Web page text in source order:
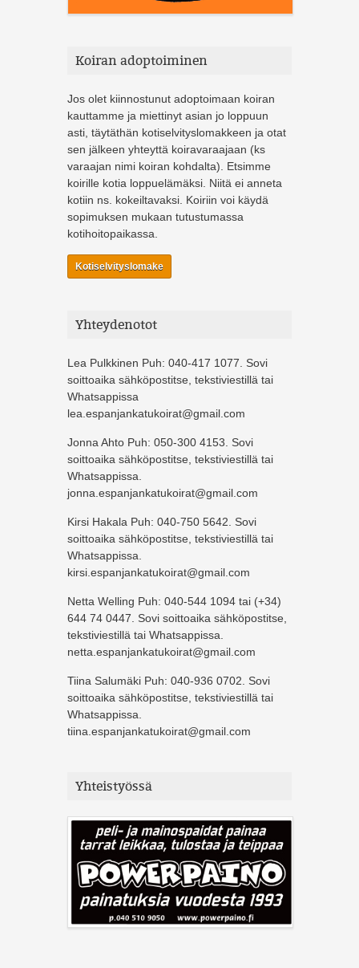
Koiran adoptoiminen
Jos olet kiinnostunut adoptoimaan koiran
kauttamme ja miettinyt asian jo loppuun
asti, täytäthän kotiselvityslomakkeen ja otat
sen jälkeen yhteyttä koiravaraajaan (ks
varaajan nimi koiran kohdalta). Etsimme
koirille kotia loppuelämäksi. Niitä ei anneta
kotiin ns. kokeiltavaksi. Koiriin voi käydä
sopimuksen mukaan tutustumassa
kotihoitopaikassa.
Kotiselvityslomake
Yhteydenotot
Lea Pulkkinen Puh: 040-417 1077. Sovi
soittoaika sähköpostitse, tekstiviestillä tai
Whatsappissa
lea.espanjankatukoirat@gmail.com
Jonna Ahto Puh: 050-300 4153. Sovi
soittoaika sähköpostitse, tekstiviestillä tai
Whatsappissa.
jonna.espanjankatukoirat@gmail.com
Kirsi Hakala Puh: 040-750 5642. Sovi
soittoaika sähköpostitse, tekstiviestillä tai
Whatsappissa.
kirsi.espanjankatukoirat@gmail.com
Netta Welling Puh: 040-544 1094 tai (+34)
644 74 0447. Sovi soittoaika sähköpostitse,
tekstiviestillä tai Whatsappissa.
netta.espanjankatukoirat@gmail.com
Tiina Salumäki Puh: 040-936 0702. Sovi
soittoaika sähköpostitse, tekstiviestillä tai
Whatsappissa.
tiina.espanjankatukoirat@gmail.com
Yhteistyössä